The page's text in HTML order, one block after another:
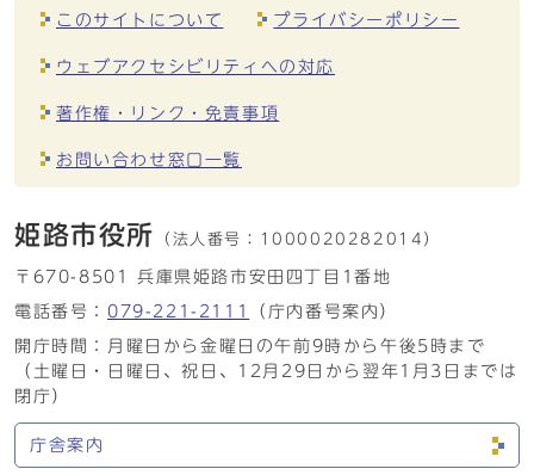
このサイトについて プライバシーポリシー
ウェブアクセシビリティへの対応
著作権・リンク・免責事項
お問い合わせ窓口一覧
姫路市役所 （法人番号： 1000020282014）
〒670-8501 兵庫県姫路市安田四丁目1番地
電話番号： 079-221-2111
（庁内番号案内）
開庁時間：月曜日から金曜日の午前9時から午後5時まで
（土曜日・日曜日、祝日、12月29日から翌年1月3日までは
閉庁）
庁舎案内